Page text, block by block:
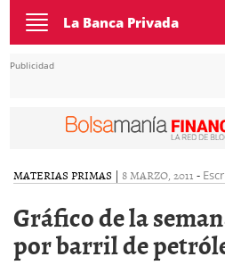
Toggle
navigation
La Banca Privada
Publicidad
MATERIAS PRIMAS | 8 MARZO, 2011 -
Gráfico de la
por barril de